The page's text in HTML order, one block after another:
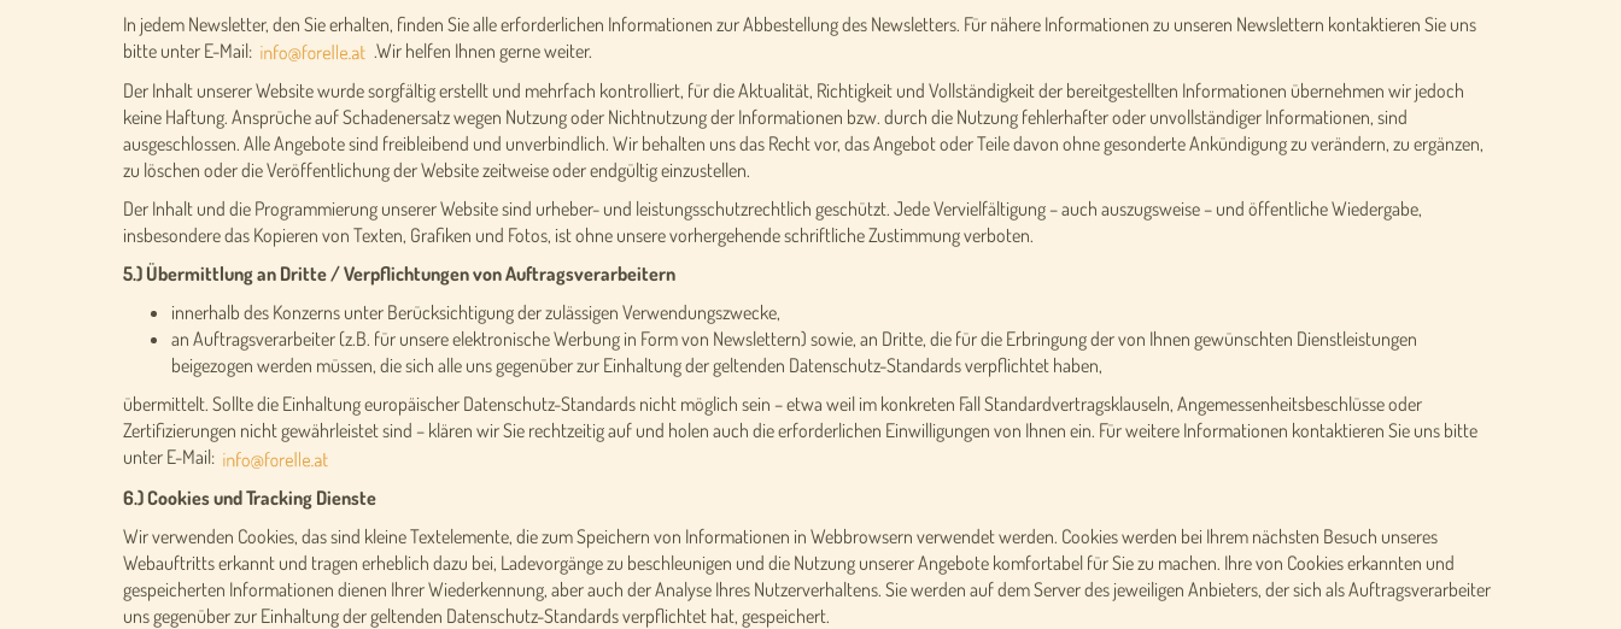
In jedem Newsletter, den Sie erhalten, finden Sie alle erforderlichen Informationen zur Abbestellung des Newsletters. Für nähere Informationen zu unseren Newslettern kontaktieren Sie uns
bitte unter E-Mail:
.Wir helfen Ihnen gerne weiter.
Der Inhalt unserer Website wurde sorgfältig erstellt und mehrfach kontrolliert, für die Aktualität, Richtigkeit und Vollständigkeit der bereitgestellten Informationen übernehmen wir jedoch
keine Haftung. Ansprüche auf Schadenersatz wegen Nutzung oder Nichtnutzung der Informationen bzw. durch die Nutzung fehlerhafter oder unvollständiger Informationen, sind
ausgeschlossen. Alle Angebote sind freibleibend und unverbindlich. Wir behalten uns das Recht vor, das Angebot oder Teile davon ohne gesonderte Ankündigung zu verändern, zu ergänzen,
zu löschen oder die Veröffentlichung der Website zeitweise oder endgültig einzustellen.
Der Inhalt und die Programmierung unserer Website sind urheber- und leistungsschutzrechtlich geschützt. Jede Vervielfältigung – auch auszugsweise – und öffentliche Wiedergabe,
insbesondere das Kopieren von Texten, Grafiken und Fotos, ist ohne unsere vorhergehende schriftliche Zustimmung verboten.
5.) Übermittlung an Dritte / Verpflichtungen von Auftragsverarbeitern
innerhalb des Konzerns unter Berücksichtigung der zulässigen Verwendungszwecke,
an Auftragsverarbeiter (z.B. für unsere elektronische Werbung in Form von Newslettern) sowie, an Dritte, die für die Erbringung der von Ihnen gewünschten Dienstleistungen
beigezogen werden müssen, die sich alle uns gegenüber zur Einhaltung der geltenden Datenschutz-Standards verpflichtet haben,
übermittelt. Sollte die Einhaltung europäischer Datenschutz-Standards nicht möglich sein – etwa weil im konkreten Fall Standardvertragsklauseln, Angemessenheitsbeschlüsse oder
Zertifizierungen nicht gewährleistet sind – klären wir Sie rechtzeitig auf und holen auch die erforderlichen Einwilligungen von Ihnen ein. Für weitere Informationen kontaktieren Sie uns bitte
unter E-Mail:
6.) Cookies und Tracking Dienste
Wir verwenden Cookies, das sind kleine Textelemente, die zum Speichern von Informationen in Webbrowsern verwendet werden. Cookies werden bei Ihrem nächsten Besuch unseres
Webauftritts erkannt und tragen erheblich dazu bei, Ladevorgänge zu beschleunigen und die Nutzung unserer Angebote komfortabel für Sie zu machen. Ihre von Cookies erkannten und
gespeicherten Informationen dienen Ihrer Wiederkennung, aber auch der Analyse Ihres Nutzerverhaltens. Sie werden auf dem Server des jeweiligen Anbieters, der sich als Auftragsverarbeiter
uns gegenüber zur Einhaltung der geltenden Datenschutz-Standards verpflichtet hat, gespeichert.